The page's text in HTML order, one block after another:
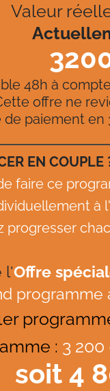
Valeur
48h à
offre ne
de paiement en
EN COUPLE
faire ce
à
progresser
l'Offre
programme
: 3 200
soit 4